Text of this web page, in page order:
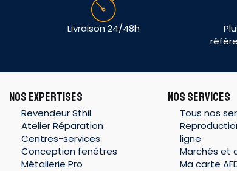
Livraison 24/48h
NOS EXPERTISES
Revendeur Sthil
Atelier Réparation
Centres-services
Conception fenêtres
Métallerie Pro
NOS SERVICES
Tous nos
ligne
Marchés et
Ma carte